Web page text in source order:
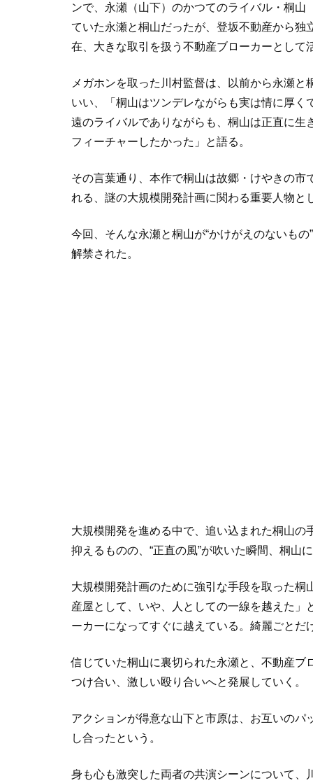
ンで、永瀬（山下）のかつてのライバル・桐
ていた永瀬と桐山だったが、登坂不動産から独
在、大きな取引を扱う不動産ブローカーとして
メガホンを取った川村監督は、以前から永瀬と
いい、「桐山はツンデレながらも実は情に厚
遠のライバルでありながらも、桐山は正直に
フィーチャーしたかった」と語る。
その言葉通り、本作で桐山は故郷・けやきの
れる、謎の大規模開発計画に関わる重要人物と
今回、そんな永瀬と桐山が“かけがえのないも
解禁された。
大規模開発を進める中で、追い込まれた桐山
抑えるものの、“正直の風”が吹いた瞬間、桐山
大規模開発計画のために強引な手段を取った
産屋として、いや、人としての一線を越えた
ーカーになってすぐに越えている。綺麗ごと
信じていた桐山に裏切られた永瀬と、不動産
つけ合い、激しい殴り合いへと発展していく。
アクションが得意な山下と市原は、お互いの
し合ったという。
身も心も激突した両者の共演シーンについて